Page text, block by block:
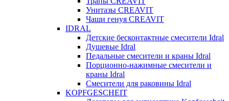
Унитазы CREAVIT
Чаши генуя CREAVIT
IDRAL
Детские бесконтактные смесители Idral
Душевые Idral
Педальные смесители и краны Idral
Порционно-нажимные смесители и
краны Idral
Смеcители для раковины Idral
KOPFGESCHEIT